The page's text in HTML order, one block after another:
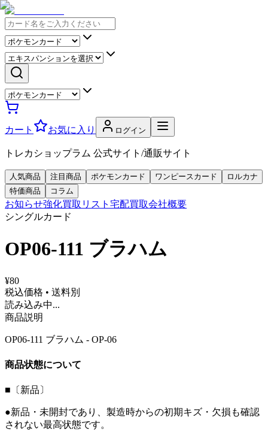
カート お気に入り ログイン
トレカショップラム 公式サイト/通販サイト
人気商品 注目商品 ポケモンカード ワンピースカード
ロルカナ
特価商品
コラム
お知らせ強化買取リスト 宅配買取会社概要
シングルカード
OP06-111 ブラハム
¥80
税込価格 • 送料別
読み込み中...
商品説明
OP06-111 ブラハム - OP-06
商品状態について
■〔新品〕
●新品・未開封であり、製造時からの初期キズ・欠損も確認
されない最高状態です。